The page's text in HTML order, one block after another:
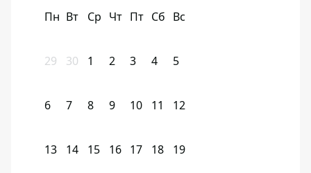
Пн Вт Ср Чт Пт Сб Вс
29 30 1 2 3 4 5
6 7 8 9 10 11 12
13 14 15 16 17 18 19